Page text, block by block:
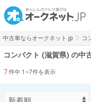
中古車ならオークネット.jp コ
コンパクト (滋賀県) の中
7 件中 1~7件を表示